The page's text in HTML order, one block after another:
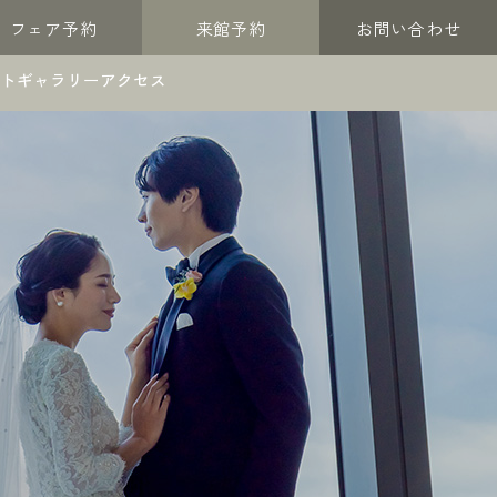
フェア予約 来館予約 お問い合わせ
ギャラリーアクセス